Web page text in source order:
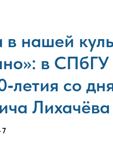
нашей
в
со
Лихачёва